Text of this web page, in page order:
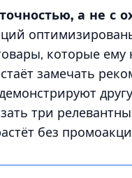
а не с
которые
замечать
три
без